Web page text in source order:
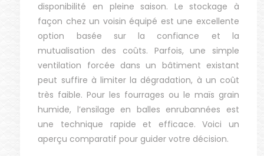
disponibilité en pleine saison. Le stockage à
façon chez un voisin équipé est une excellente
option basée sur la confiance et la
mutualisation des coûts. Parfois, une simple
ventilation forcée dans un bâtiment existant
peut suffire à limiter la dégradation, à un coût
très faible. Pour les fourrages ou le maïs grain
humide, l’ensilage en balles enrubannées est
une technique rapide et efficace. Voici un
aperçu comparatif pour guider votre décision.